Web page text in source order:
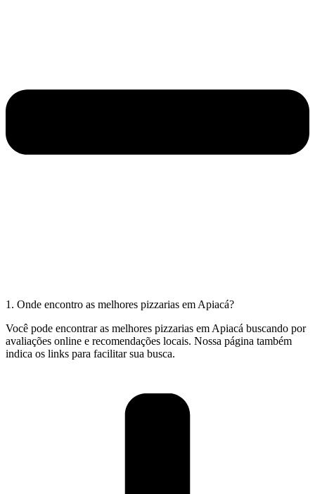
1. Onde encontro as melhores pizzarias em Apiacá?
Você pode encontrar as melhores pizzarias em Apiacá buscando por
avaliações online e recomendações locais. Nossa página também
indica os links para facilitar sua busca.